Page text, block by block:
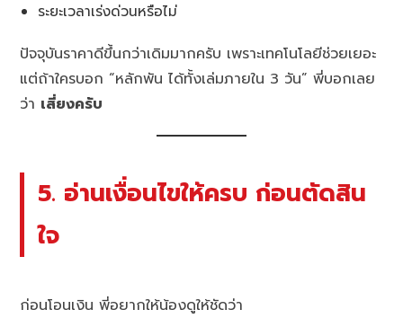
ระยะเวลาเร่งด่วนหรือไม่
ปัจจุบันราคาดีขึ้นกว่าเดิมมากครับ เพราะเทคโนโลยีช่วยเยอะ
แต่ถ้าใครบอก “หลักพัน ได้ทั้งเล่มภายใน 3 วัน” พี่บอกเลย
ว่า เสี่ยงครับ
5. อ่านเงื่อนไขให้ครบ ก่อนตัดสิน
ใจ
ก่อนโอนเงิน พี่อยากให้น้องดูให้ชัดว่า